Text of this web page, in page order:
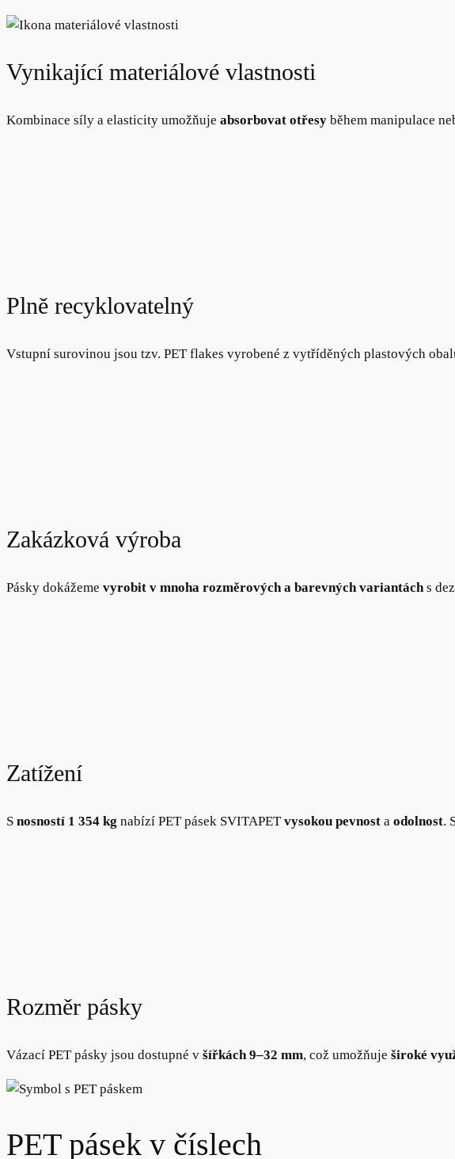
Vynikající materiálové vlastnosti
Kombinace síly a elasticity umožňuje absorbovat otřesy během manipulace
Plně recyklovatelný
Vstupní surovinou jsou tzv. PET flakes vyrobené z vytříděných plastových
Zakázková výroba
Pásky dokážeme vyrobit v mnoha rozměrových a barevných variantáchs
Zatížení
S nosností 1 354 kg nabízí PET pásek SVITAPETvysokou pevnost a odolnost.
Rozměr pásky
Vázací PET pásky jsou dostupné v šířkách 9–32 mm, což umožňuje široké
PET pásek v číslech